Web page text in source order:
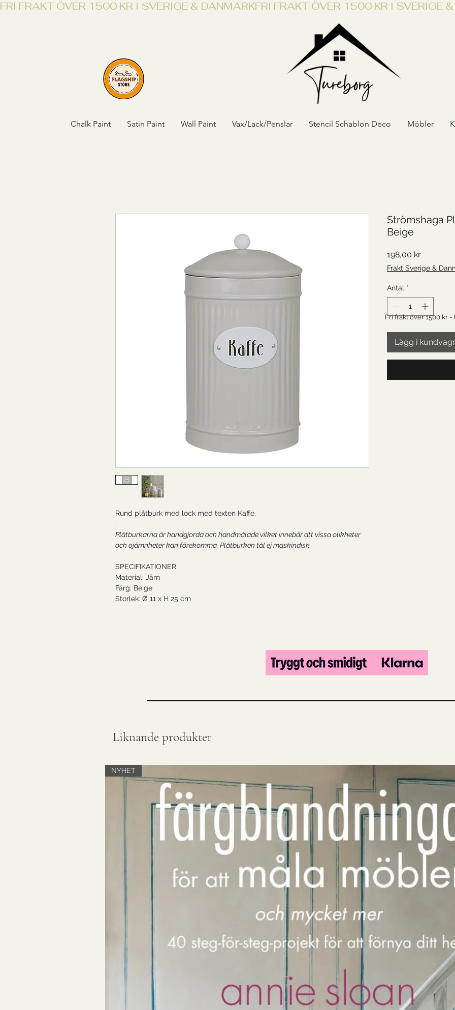
FRI FRAKT ÖVER 1500 KR I SVERIGE & DANMARK
Chalk Paint Satin Paint Wall Paint Vax/Lack/Penslar Stencil Schablon Deco Möbler
Rund plåtburk med lock med texten Kaffe.
.
Plåtburkarna är handgjorda och handmålade vilket innebär att vissa olikheter
och ojämnheter kan förekomma. Plåtburken tål ej maskindisk.
SPECIFIKATIONER
Material: Järn
Färg: Beige
Storlek: Ø 11 x H 25 cm
Strömshaga
Beige
198,00 krPris
Frakt Sverige &
Antal *
Lägg i
Fri frakt över 1500 kr -
Liknande produkter
NYHET